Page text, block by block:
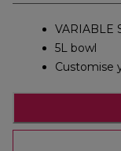
VARIABLE
5L bowl
Customise